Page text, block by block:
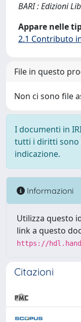
BARI : Edizioni
Appare nelle
2.1 Contributo
File in questo
Non ci sono file
I documenti in
tutti i diritti sono
indicazione.
Informazioni
Utilizza questo
link a questo
https://
Citazioni